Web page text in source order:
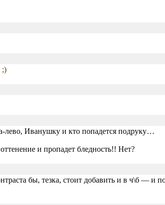
;)
лево, Иванушку и кто попадется подруку…
и пропадет бледность!! Нет?
бы, тезка, стоит добавить и в ч\б — и